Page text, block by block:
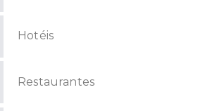
Hotéis
Restaurantes